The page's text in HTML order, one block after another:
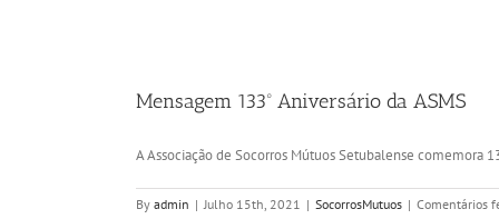
Mensagem 133º Aniversário da ASMS
A Associação de Socorros Mútuos Setubalense comemora
By admin | Julho 15th, 2021 | SocorrosMutuos | Comentários